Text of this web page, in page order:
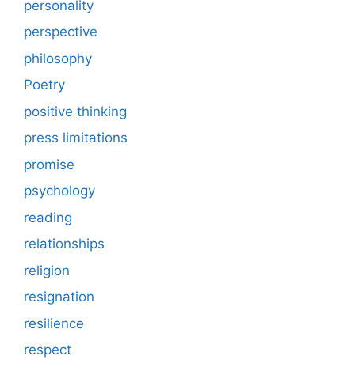
personality
perspective
philosophy
Poetry
positive thinking
press limitations
promise
psychology
reading
relationships
religion
resignation
resilience
respect